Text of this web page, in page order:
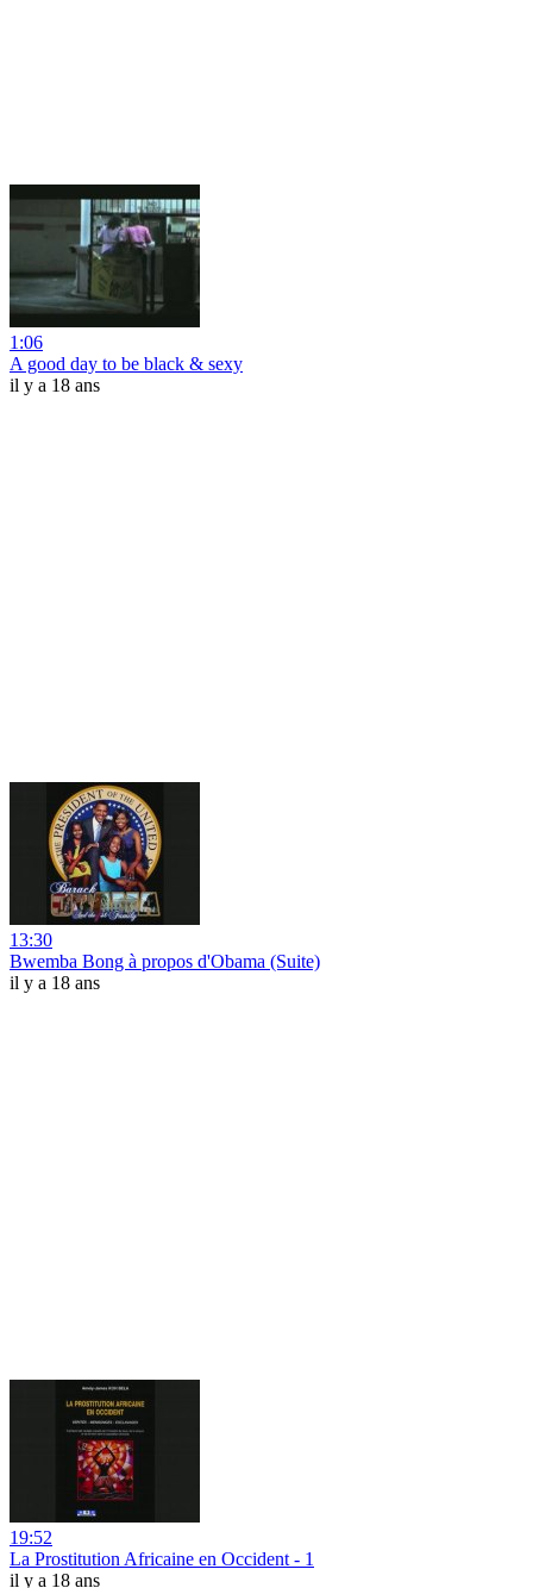
1:06
A good day to be black & sexy
il y a 18 ans
13:30
Bwemba Bong à propos d'Obama (Suite)
il y a 18 ans
19:52
La Prostitution Africaine en Occident - 1
il y a 18 ans